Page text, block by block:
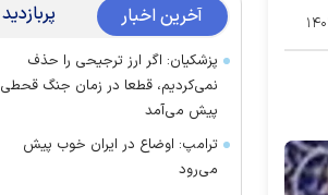
۰۶ آخرین اخبار پربازدید
پزشکیان: اگر ارز ترجیحی را حذف
نمی‌کردیم، قطعا در زمان جنگ قحطی
پیش می‌آمد
ترامپ: اوضاع در ایران خوب پیش
می‌رود